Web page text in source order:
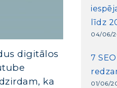
digitālos
ka
līdz
04/06/
7
01/06/